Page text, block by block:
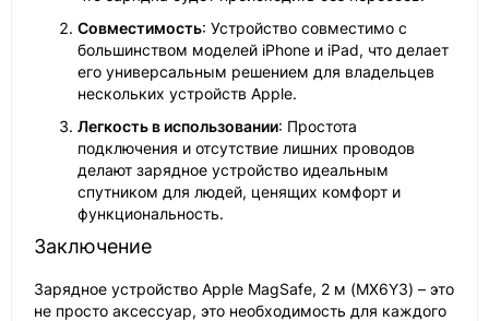
Совместимость: Устройство совместимо с
большинством моделей iPhone и iPad, что делает
его универсальным решением для владельцев
нескольких устройств Apple.
Легкость в использовании: Простота
подключения и отсутствие лишних проводов
делают зарядное устройство идеальным
спутником для людей, ценящих комфорт и
функциональность.
Заключение
Зарядное устройство Apple MagSafe, 2 м (MX6Y3) – это
не просто аксессуар, это необходимость для каждого